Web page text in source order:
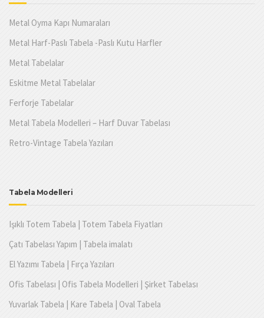
Metal Oyma Kapı Numaraları
Metal Harf-Paslı Tabela -Paslı Kutu Harfler
Metal Tabelalar
Eskitme Metal Tabelalar
Ferforje Tabelalar
Metal Tabela Modelleri – Harf Duvar Tabelası
Retro-Vintage Tabela Yazıları
Tabela Modelleri
Işıklı Totem Tabela | Totem Tabela Fiyatları
Çatı Tabelası Yapım | Tabela imalatı
El Yazımı Tabela | Fırça Yazıları
Ofis Tabelası | Ofis Tabela Modelleri | Şirket Tabelası
Yuvarlak Tabela | Kare Tabela | Oval Tabela